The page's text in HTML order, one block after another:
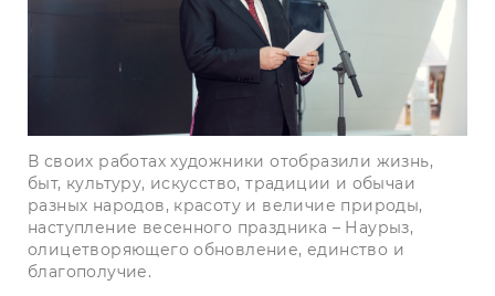
В своих работах художники отобразили жизнь,
быт, культуру, искусство, традиции и обычаи
разных народов, красоту и величие природы,
наступление весенного праздника – Наурыз,
олицетворяющего обновление, единство и
благополучие.